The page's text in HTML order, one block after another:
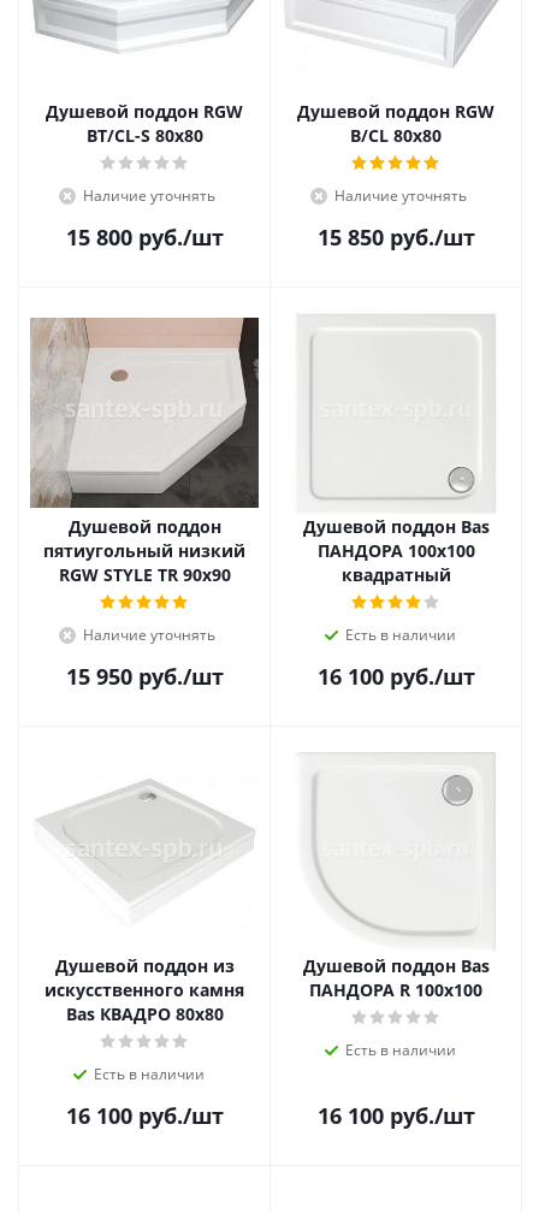
Душевой поддон RGW
BT/CL-S 80x80
Наличие уточнять
15 800руб./шт
Душевой поддон RGW
B/CL 80x80
Наличие уточнять
15 850руб./шт
Душевой поддон
пятиугольный низкий
RGW STYLE TR 90x90
Наличие уточнять
15 950руб./шт
Душевой поддон Bas
ПАНДОРА 100х100
квадратный
Есть в наличии
16 100руб./шт
Душевой поддон из
искусственного камня
Bas КВАДРО 80х80
Есть в наличии
16 100руб./шт
Душевой поддон Bas
ПАНДОРА R 100х100
Есть в наличии
16 100руб./шт